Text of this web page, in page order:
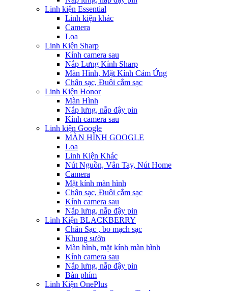
Linh kiện Essential
Linh kiện khác
Camera
Loa
Linh Kiện Sharp
Kính camera sau
Nắp Lưng Kính Sharp
Màn Hình, Mặt Kính Cảm Ứng
Chân sạc, Đuôi cắm sạc
Linh Kiện Honor
Màn Hình
Nắp lưng, nắp đậy pin
Kính camera sau
Linh kiện Google
MÀN HÌNH GOOGLE
Loa
Linh Kiện Khác
Nút Nguồn, Vân Tay, Nút Home
Camera
Mặt kính màn hình
Chân sạc, Đuôi cắm sạc
Kính camera sau
Nắp lưng, nắp đậy pin
Linh Kiện BLACKBERRY
Chân Sạc , bo mạch sạc
Khung sườn
Màn hình, mặt kính màn hình
Kính camera sau
Nắp lưng, nắp đậy pin
Bàn phím
Linh Kiện OnePlus